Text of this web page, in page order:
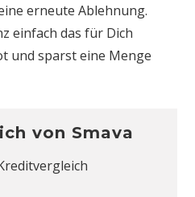
erneute Ablehnung.
einfach das für Dich
und sparst eine Menge
von Smava